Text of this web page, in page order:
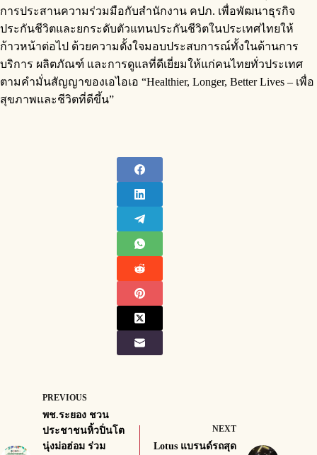
การประสานความร่วมมือกับสำนักงาน คปภ. เพื่อพัฒนาธุรกิจ
ประกันชีวิตและยกระดับตัวแทนประกันชีวิตในประเทศไทยให้
ก้าวหน้าต่อไป ด้วยความตั้งใจมอบประสบการณ์ทั้งในด้านการ
บริการ ผลิตภัณฑ์ และการดูแลที่ดีเยี่ยมให้แก่คนไทยทั่วประเทศ
ตามคำมั่นสัญญาของเอไอเอ “Healthier, Longer, Better Lives – เพื่อ
สุขภาพและชีวิตที่ดีขึ้น”
PREVIOUS
พช.ระยอง ชวน
ประชาชนหิ้วปิ่นโต
นุ่งม่อฮ่อม ร่วม
NEXT
Lotus แบรนด์รถสุด